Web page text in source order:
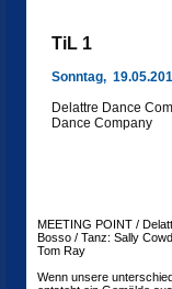
TiL 1
Sonntag,
Delattre Dance
Dance Company
MEETING POINT /
Bosso / Tanz: Sally
Tom Ray
Wenn unsere